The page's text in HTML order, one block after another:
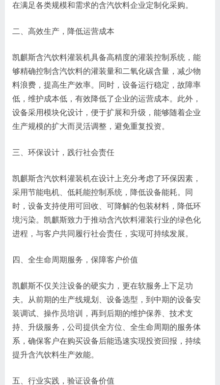
在满足各类规模和需求的含汽饮料企业定制化采购。
二、高效生产，降低运营成本
凯麒斯含汽饮料灌装机具备高精度的灌装控制系统，能
够精确控制含汽饮料的灌装量和二氧化碳含量，减少物
料浪费，提高生产效率。同时，设备运行稳定，故障率
低，维护成本低，有效降低了企业的运营成本。此外，
设备采用模块化设计，便于扩展和升级，能够随着企业
生产规模的扩大而灵活调整，避免重复投资。
三、环保设计，践行社会责任
凯麒斯含汽饮料灌装机在设计上充分考虑了环保因素，
采用节能电机、低耗能控制系统，降低设备能耗。同
时，设备支持使用可回收、可降解的包装材料，降低环
境污染。凯麒斯致力于推动含汽饮料灌装行业的绿色化
进程，与客户共同履行社会责任，实现可持续发展。
四、全生命周期服务，保障客户价值
凯麒斯不仅关注设备的硬实力，更在软服务上下足功
夫。从前期的生产线规划、设备选型，到中期的设备安
装调试、操作员培训，再到后期的维护保养、技术支
持、升级服务，公司提供全方位、全生命周期的服务体
系，确保客户在购买设备后能迅速实现投资回报，持续
提升含汽饮料生产效能。
五、行业实践，验证设备价值